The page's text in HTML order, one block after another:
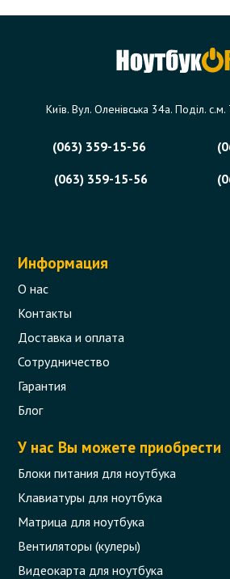
259 грн.
Уточняйте наличие
Шлейф матрицы для
267 грн.
Уточняйте наличие
Київ. Вул. Оленівська 34а. Поділ.
(063) 359-15-56
(063) 359-15-56
Информация
О нас
Контакты
Доставка и оплата
Сотрудничество
Гарантия
Блог
У нас Вы можете приобрести
Блоки питания для ноутбука
Клавиатуры для ноутбука
Матрица для ноутбука
Вентиляторы (кулеры)
Видеокарта для ноутбука